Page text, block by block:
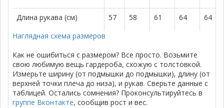
Длина рукава (см) 57 58 61 64
64
Наглядная схема размеров
Как не ошибиться с размером? Все просто. Возьмите
свою любимую вещь гардероба, схожую с толстовкой.
Измерьте ширину (от подмышки до подмышки), длину (от
верхней точки плеча до низа), и рукав. Сверьте данные с
таблицей. Остались сомнения? Проконсультируйтесь в
группе Вконтакте, сообщив рост и вес.